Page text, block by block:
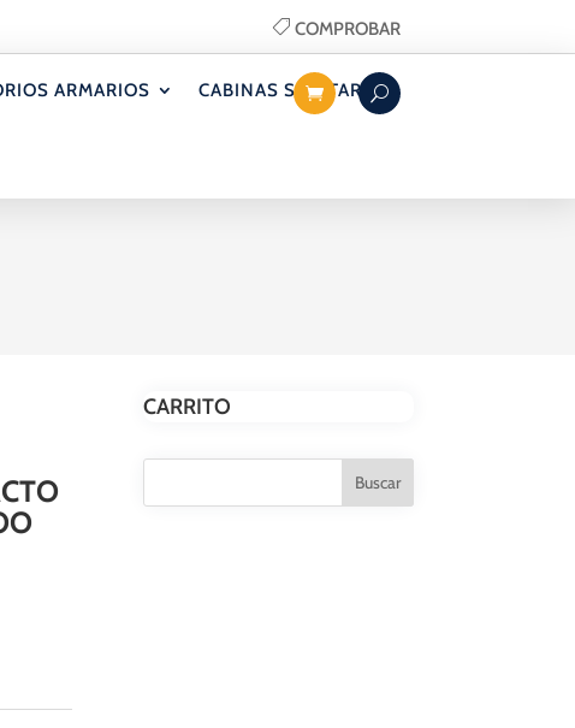
COMPROBAR
ARMARIOS CABINAS SANITARIAS
CARRITO